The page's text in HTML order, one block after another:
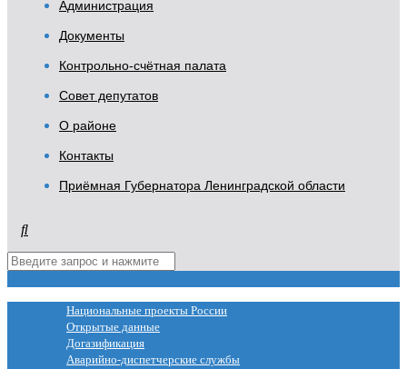
Администрация
Документы
Контрольно-счётная палата
Совет депутатов
О районе
Контакты
Приёмная Губернатора Ленинградской области
Национальные проекты России
Открытые данные
Догазификация
Аварийно-диспетчерские службы